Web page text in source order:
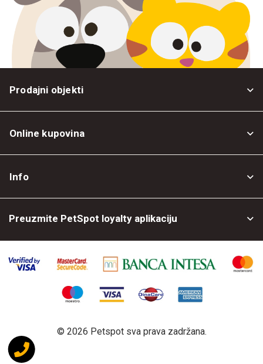
Prodajni objekti
Online kupovina
Info
Preuzmite PetSpot loyalty aplikaciju
© 2026 Petspot sva prava zadržana.